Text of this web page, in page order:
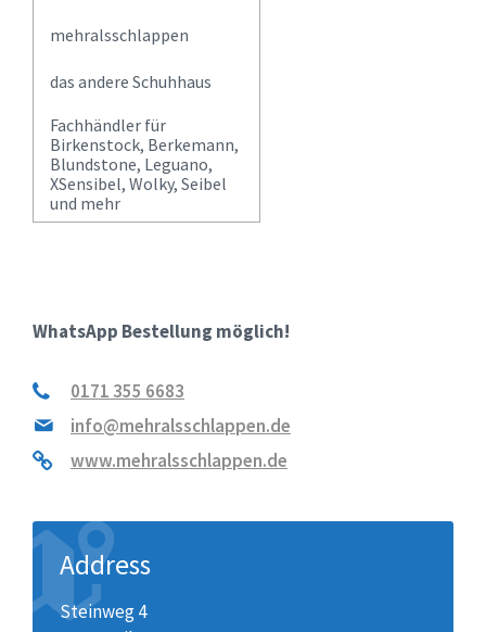
mehralsschlappen
das andere Schuhhaus
Fachhändler für
Birkenstock, Berkemann,
Blundstone, Leguano,
XSensibel, Wolky, Seibel
und mehr
WhatsApp Bestellung möglich!
0171 355 6683
info@mehralsschlappen.de
www.mehralsschlappen.de
Address
Steinweg 4